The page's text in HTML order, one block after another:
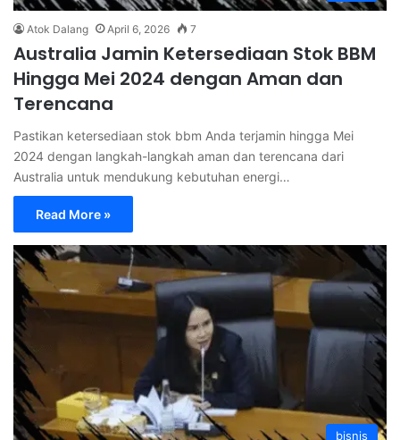
Atok Dalang April 6, 2026 7
Australia Jamin Ketersediaan Stok BBM
Hingga Mei 2024 dengan Aman dan
Terencana
Pastikan ketersediaan stok bbm Anda terjamin hingga Mei
2024 dengan langkah-langkah aman dan terencana dari
Australia untuk mendukung kebutuhan energi…
Read More »
bisnis